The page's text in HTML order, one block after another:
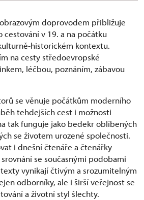
doprovodem přibližuje
v 19. a na počátku
historickém kontextu.
na cesty středoevropské
léčbou, poznáním, zábavou
se věnuje počátkům moderního
tehdejších cest i možnosti
tak funguje jako bedekr oblíbených
se životem urozené společnosti.
i dnešní čtenáře a čtenářky
se současnými podobami
vynikají čtivým a srozumitelným
odborníky, ale i širší veřejnost se
a životní styl šlechty.